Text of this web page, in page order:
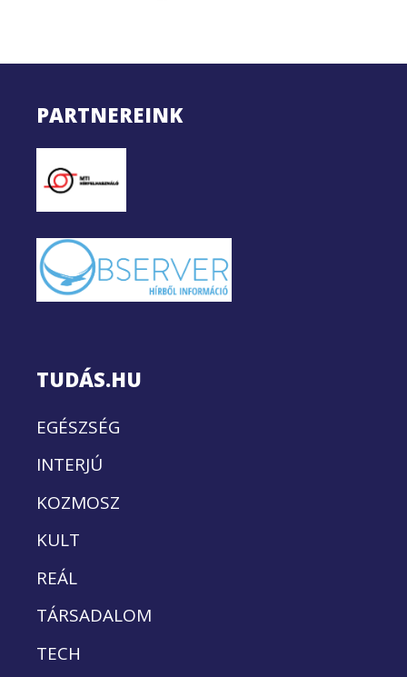
PARTNEREINK
TUDÁS.HU
EGÉSZSÉG
INTERJÚ
KOZMOSZ
KULT
REÁL
TÁRSADALOM
TECH